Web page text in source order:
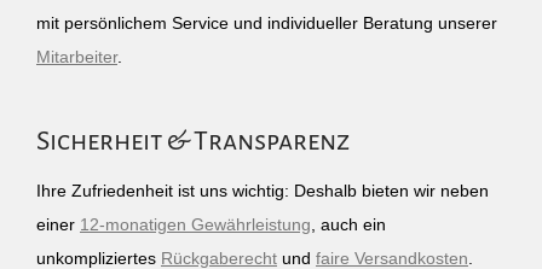
mit persönlichem Service und individueller Beratung unserer
Mitarbeiter.
Sicherheit & Transparenz
Ihre Zufriedenheit ist uns wichtig: Deshalb bieten wir neben
einer 12-monatigen Gewährleistung , auch ein
unkompliziertes Rückgaberecht und faire Versandkosten